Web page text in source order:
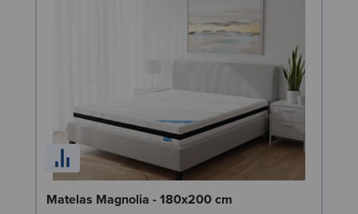
Matelas Magnolia - 180x200 cm